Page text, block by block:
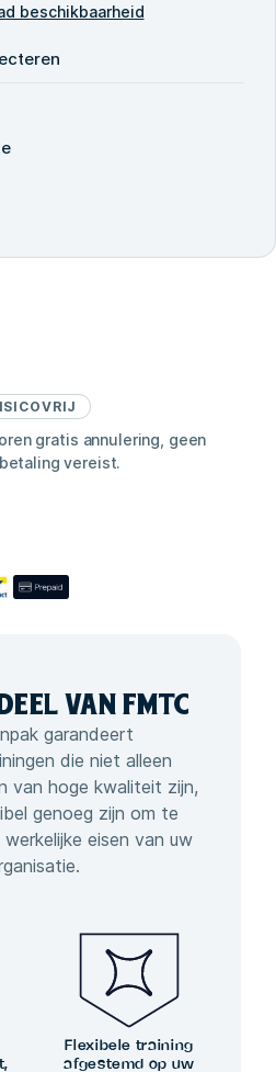
beschikbaarheid
gratis annulering, geen
vereist.
VAN FMTC
garandeert
die niet alleen
van hoge kwaliteit zijn,
genoeg zijn om te
eisen van uw
Flexibele training
afgestemd op uw